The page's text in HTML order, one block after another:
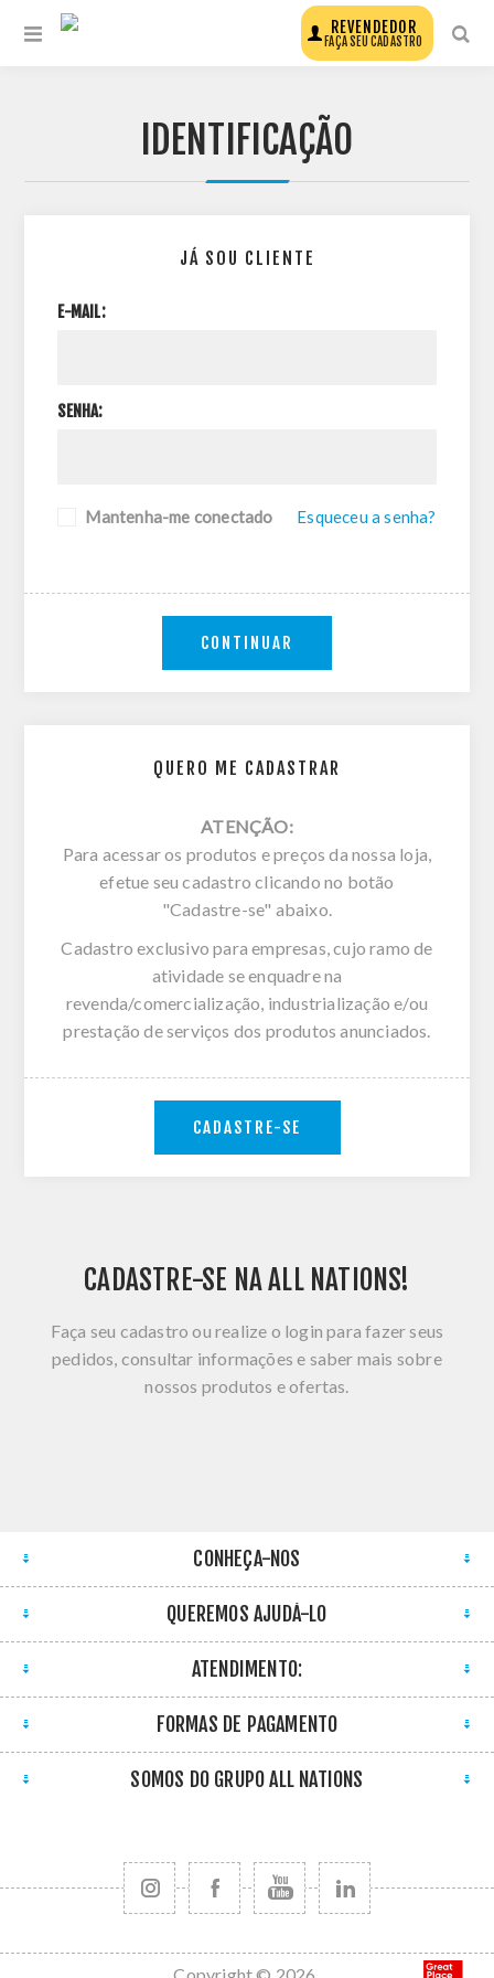
REVENDEDOR
FAÇA SEU CADASTRO
IDENTIFICAÇÃO
QUERO ME CADASTRAR
ATENÇÃO:
Para acessar os produtos e preços da nossa loja,
efetue seu cadastro clicando no botão
"Cadastre-se" abaixo.
Cadastro exclusivo para empresas, cujo ramo de
atividade se enquadre na
revenda/comercialização, industrialização e/ou
prestação de serviços dos produtos anunciados.
CADASTRE-SE
JÁ SOU CLIENTE
E-MAIL:
SENHA:
Mantenha-me conectado Esqueceu a senha?
CONTINUAR
CADASTRE-SE NA ALL NATIONS!
Faça seu cadastro ou realize o login para fazer seus
pedidos, consultar informações e saber mais sobre
nossos produtos e ofertas.
CONHEÇA-NOS
QUEREMOS AJUDÁ-LO
ATENDIMENTO:
FORMAS DE PAGAMENTO
SOMOS DO GRUPO ALL NATIONS